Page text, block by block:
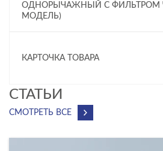
ОДНОРЫЧАЖНЫЙ С ФИЛЬТРОМ
МОДЕЛЬ)
КАРТОЧКА ТОВАРА
CТАТЬИ
СМОТРЕТЬ ВСЕ